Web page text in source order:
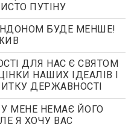
ПУТІНУ
БУДЕ МЕНШЕ!
ДЛЯ НАС Є СВЯТОМ
НАШИХ ІДЕАЛІВ І
ДЕРЖАВНОСТІ
МЕНЕ НЕМАЄ ЙОГО
Я ХОЧУ ВАС